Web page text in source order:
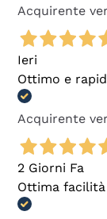
Acquirente
Ieri
Ottimo e
Acquirente
2 Giorni Fa
Ottima